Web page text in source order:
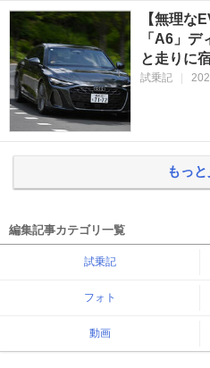
【無理な
「A6」デ
と走りに
試乗記
もっ
編集記事カテゴリ一覧
試乗記
フォト
動画